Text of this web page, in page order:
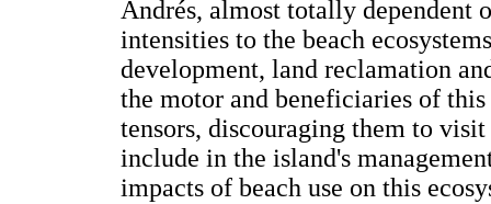
Andrés, almost totally dependent
intensities to the beach
development, land reclamation
the motor and beneficiaries of
tensors, discouraging them to
include in the island's
impacts of beach use on this